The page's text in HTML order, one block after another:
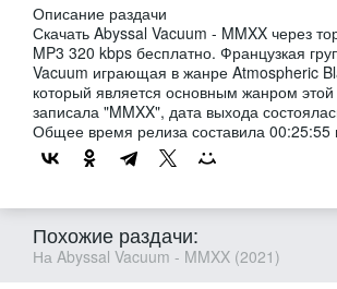
Описание раздачи
Скачать Abyssal Vacuum - MMXX через
MP3 320 kbps бесплатно. Французкая
Vacuum играющая в жанре Atmospheric
который является основным жанром этой
записала "MMXX", дата выхода
Общее время релиза составила 00:25:55
Похожие раздачи:
На Abyssal Vacuum - MMXX (2021)